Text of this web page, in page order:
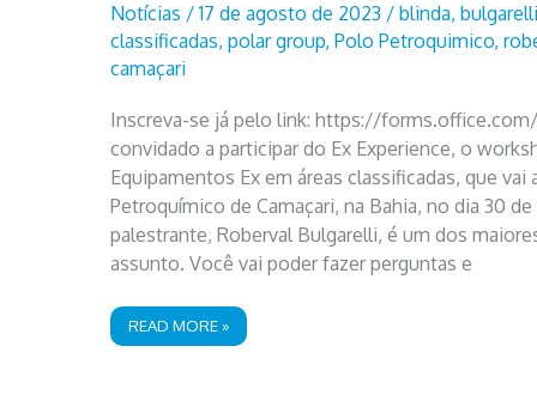
Notícias /17 de agosto de 2023 / blinda, bulgarelli
classificadas, polar group, Polo Petroquimico,
camaçari
Inscreva-se já pelo link: https://
convidado a participar do Ex Experience, o
Equipamentos Ex em áreas classificadas, que
Petroquímico de Camaçari, na Bahia, no dia 30
palestrante, Roberval Bulgarelli, é um dos
assunto. Você vai poder fazer perguntas e
VOCÊ
READ MORE »